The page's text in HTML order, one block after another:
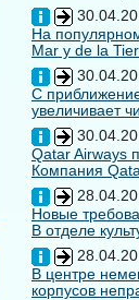
На
Mar y de la
С
увеличивает
Qatar Airways
Компания
Новые
В отделе
В центре
корпусов